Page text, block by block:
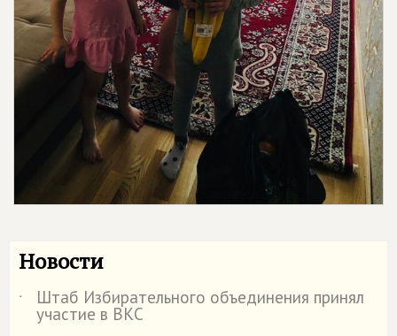
Новости
˙ Штаб Избирательного объединения принял
участие в ВКС